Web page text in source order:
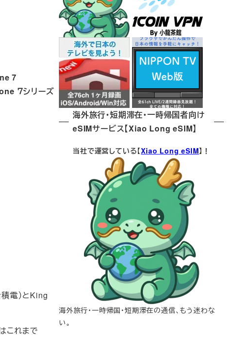
7
７シリーズ
電）とKing
これまで
海外旅行・短期滞在・一時帰国者向け
eSIMサービス【Xiao Long eSIM】
当社で運営している【Xiao Long eSIM】！
海外旅行・一時帰国・短期滞在の通信、もう迷わな
い。